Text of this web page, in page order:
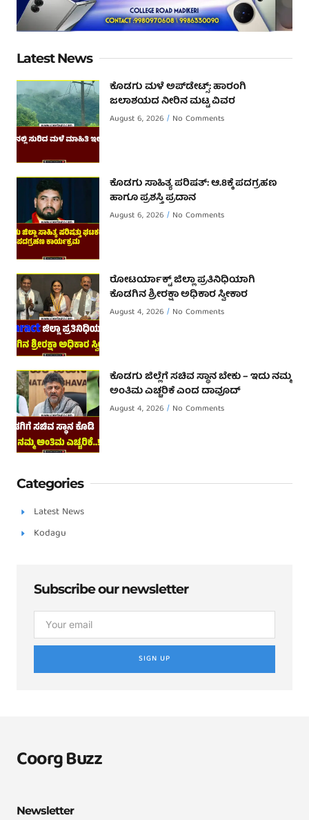
Latest News
ಕೊಡಗು ಮಳೆ ಅಪ್‌ಡೇಟ್ಸ್: ಹಾರಂಗಿ
ಜಲಾಶಯದ ನೀರಿನ ಮಟ್ಟ ವಿವರ
August 6, 2026 No Comments
ಕೊಡಗು ಸಾಹಿತ್ಯ ಪರಿಷತ್: ಆ.8ಕ್ಕೆ ಪದಗ್ರಹಣ
ಹಾಗೂ ಪ್ರಶಸ್ತಿ ಪ್ರದಾನ
August 6, 2026 No Comments
ರೋಟರ್ಯಾಕ್ಟ್ ಜಿಲ್ಲಾ ಪ್ರತಿನಿಧಿಯಾಗಿ
ಕೊಡಗಿನ ಶ್ರೀರಕ್ಷಾ ಅಧಿಕಾರ ಸ್ವೀಕಾರ
August 4, 2026 No Comments
ಕೊಡಗು ಜಿಲ್ಲೆಗೆ ಸಚಿವ ಸ್ಥಾನ ಬೇಕು – ಇದು ನಮ್ಮ
ಅಂತಿಮ ಎಚ್ಚರಿಕೆ ಎಂದ ದಾವೂದ್ ‌
August 4, 2026 No Comments
Categories
Latest News
Kodagu
Subscribe our newsletter
SIGN UP
Coorg Buzz
Newsletter